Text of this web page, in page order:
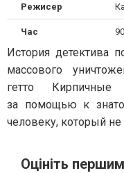
Режисер
Час
История детектива
массового
гетто Кирпичные
за помощью к
человеку, который не
Оцініть першим